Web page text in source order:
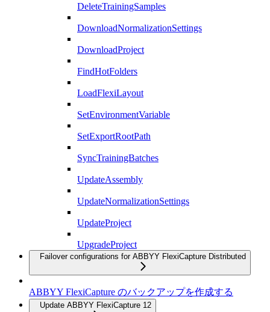
DeleteTrainingSamples
DownloadNormalizationSettings
DownloadProject
FindHotFolders
LoadFlexiLayout
SetEnvironmentVariable
SetExportRootPath
SyncTrainingBatches
UpdateAssembly
UpdateNormalizationSettings
UpdateProject
UpgradeProject
Failover configurations for ABBYY FlexiCapture Distributed
ABBYY FlexiCapture のバックアップを作成する
Update ABBYY FlexiCapture 12